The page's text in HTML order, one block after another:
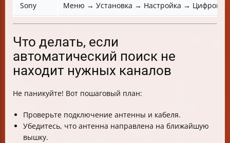
Sony Меню → Установка → Настройка →
Что делать, если
автоматический поиск не
находит нужных каналов
Не паникуйте! Вот пошаговый план:
Проверьте подключение антенны и кабеля.
Убедитесь, что антенна направлена на ближайшую
вышку.